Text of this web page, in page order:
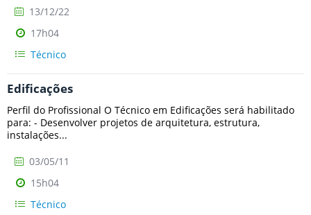
13/12/22
17h04
Técnico
Edificações
Perfil do Profissional O Técnico em Edificações será habilitado
para: - Desenvolver projetos de arquitetura, estrutura,
instalações...
03/05/11
15h04
Técnico